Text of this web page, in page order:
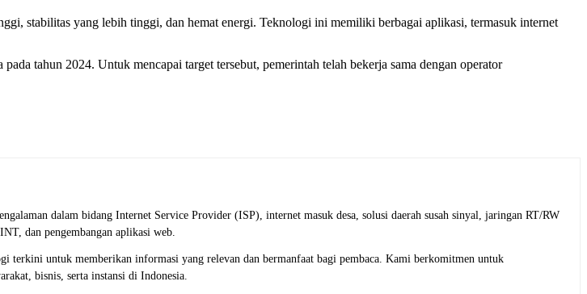
stabilitas yang lebih tinggi, dan hemat energi. Teknologi ini memiliki berbagai aplikasi, termasuk internet
tahun 2024. Untuk mencapai target tersebut, pemerintah telah bekerja sama dengan operator
dalam bidang Internet Service Provider (ISP), internet masuk desa, solusi daerah susah sinyal, jaringan RT/RW
dan pengembangan aplikasi web.
terkini untuk memberikan informasi yang relevan dan bermanfaat bagi pembaca. Kami berkomitmen untuk
bisnis, serta instansi di Indonesia.